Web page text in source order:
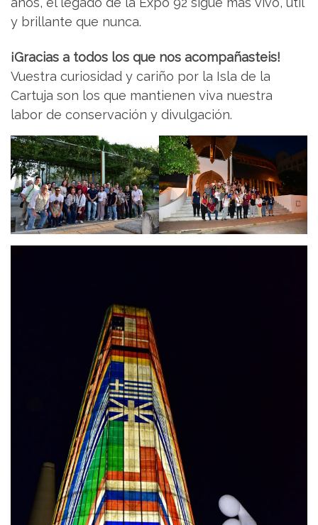
y brillante que nunca.
¡Gracias a todos los que nos acompañasteis!
Vuestra curiosidad y cariño por la Isla de la
Cartuja son los que mantienen viva nuestra
labor de conservación y divulgación.